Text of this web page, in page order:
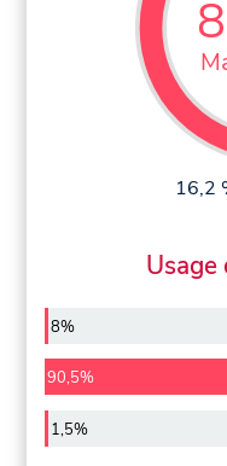
16,2
Usage
8%
90,5%
1,5%